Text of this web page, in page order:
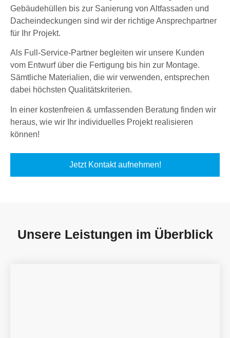
Gebäudehüllen bis zur Sanierung von Altfassaden und
Dacheindeckungen sind wir der richtige Ansprechpartner
für Ihr Projekt.
Als Full-Service-Partner begleiten wir unsere Kunden
vom Entwurf über die Fertigung bis hin zur Montage.
Sämtliche Materialien, die wir verwenden, entsprechen
dabei höchsten Qualitätskriterien.
In einer kostenfreien & umfassenden Beratung finden wir
heraus, wie wir Ihr individuelles Projekt realisieren
können!
Jetzt Kontakt aufnehmen!
Unsere Leistungen im Überblick